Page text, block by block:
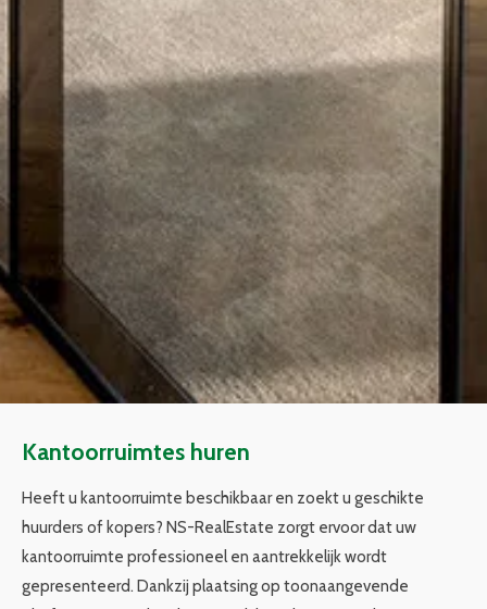
Kantoorruimtes huren
Heeft u kantoorruimte beschikbaar en zoekt u geschikte
huurders of kopers? NS-RealEstate zorgt ervoor dat uw
kantoorruimte professioneel en aantrekkelijk wordt
gepresenteerd. Dankzij plaatsing op toonaangevende